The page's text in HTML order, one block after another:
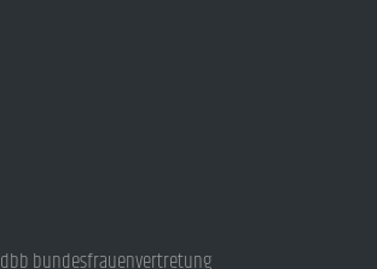
dbb bundesfrauenvertretung